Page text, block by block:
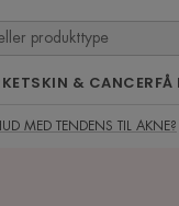
SKIN & CANCERFÅ
MED TENDENS TIL AKNE?